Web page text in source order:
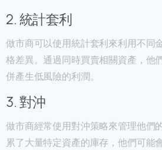
2. 統計套利
做市商可以使用統計套利來利用不同
格差異。通過同時買賣相關資產，他
併產生低風險的利潤。
3. 對沖
做市商經常使用對沖策略來管理他們
累了大量特定資產的庫存，他們可能